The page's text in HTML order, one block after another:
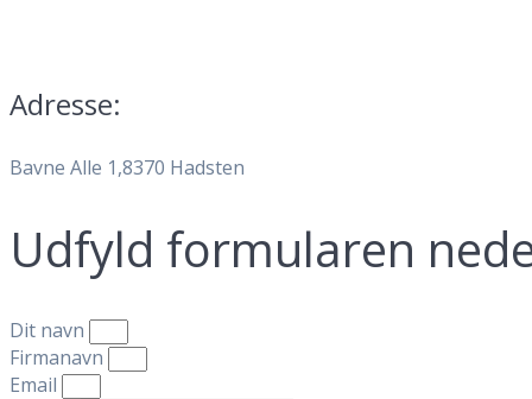
Adresse:
Bavne Alle 1,8370 Hadsten
Udfyld formularen
Dit navn
Firmanavn
Email